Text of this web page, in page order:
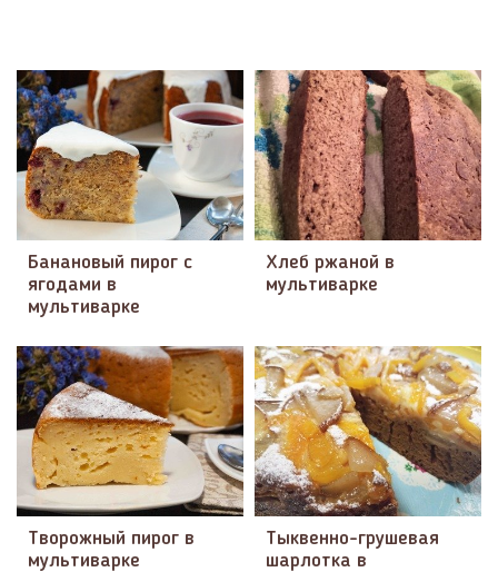
Банановый пирог с
ягодами в
мультиварке
Хлеб ржаной в
мультиварке
Творожный пирог в
мультиварке
Тыквенно-грушевая
шарлотка в